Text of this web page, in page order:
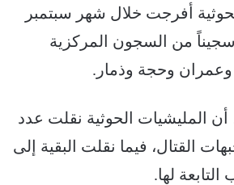
أفرجت خلال شهر سبتمبر
المنصرم عن 117 سجيناً من السجون المركزية
وحجة وذمار.
المليشيات الحوثية نقلت عدد
القتال، فيما نقلت البقية إلى
لها.